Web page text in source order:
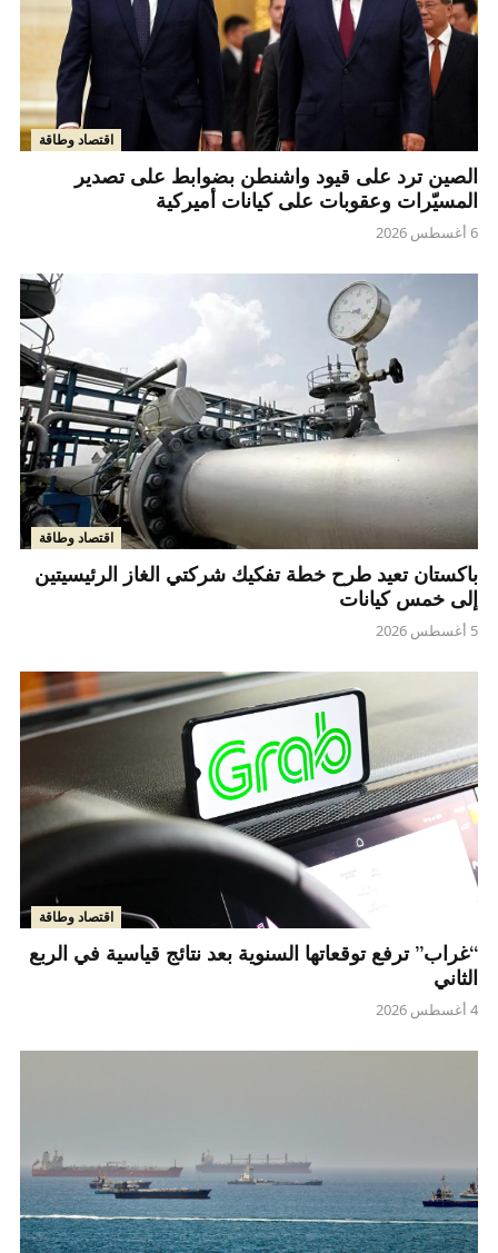
اقتصاد وطاقة
الصين ترد على قيود واشنطن بضوابط على تصدير
المسيّرات وعقوبات على كيانات أميركية
6 أغسطس 2026
اقتصاد وطاقة
باكستان تعيد طرح خطة تفكيك شركتي الغاز الرئيسيتين
إلى خمس كيانات
5 أغسطس 2026
اقتصاد وطاقة
“غراب” ترفع توقعاتها السنوية بعد نتائج قياسية في الربع
الثاني
4 أغسطس 2026